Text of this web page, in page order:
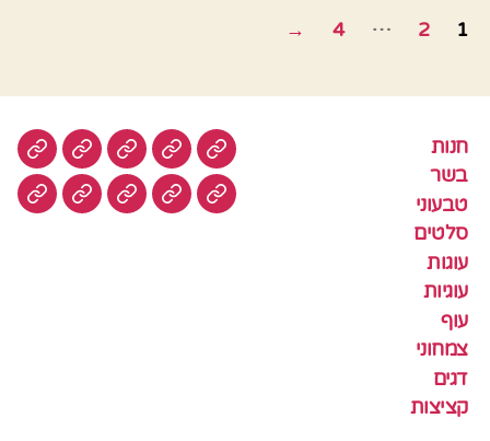
Posts
1
2
…
4
→
חנות
בשר
טבעוני
סלטים
עוגות
עוגיות
עוף
צמחוני
דגים
קציצות
חנות בשר טבעוניסלטים
עוגיותעוף צמחונידגים